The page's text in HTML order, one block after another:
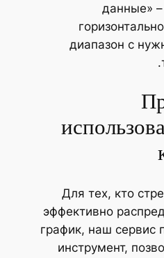
данные»
диапазон с
Для тех, кто
эффективно
график, наш сервис
инструмент,